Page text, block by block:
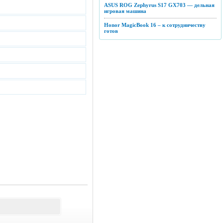
ASUS ROG Zephyrus S17 GX703 — дельная
игровая машина
Honor MagicBook 16 – к сотрудничеству
готов